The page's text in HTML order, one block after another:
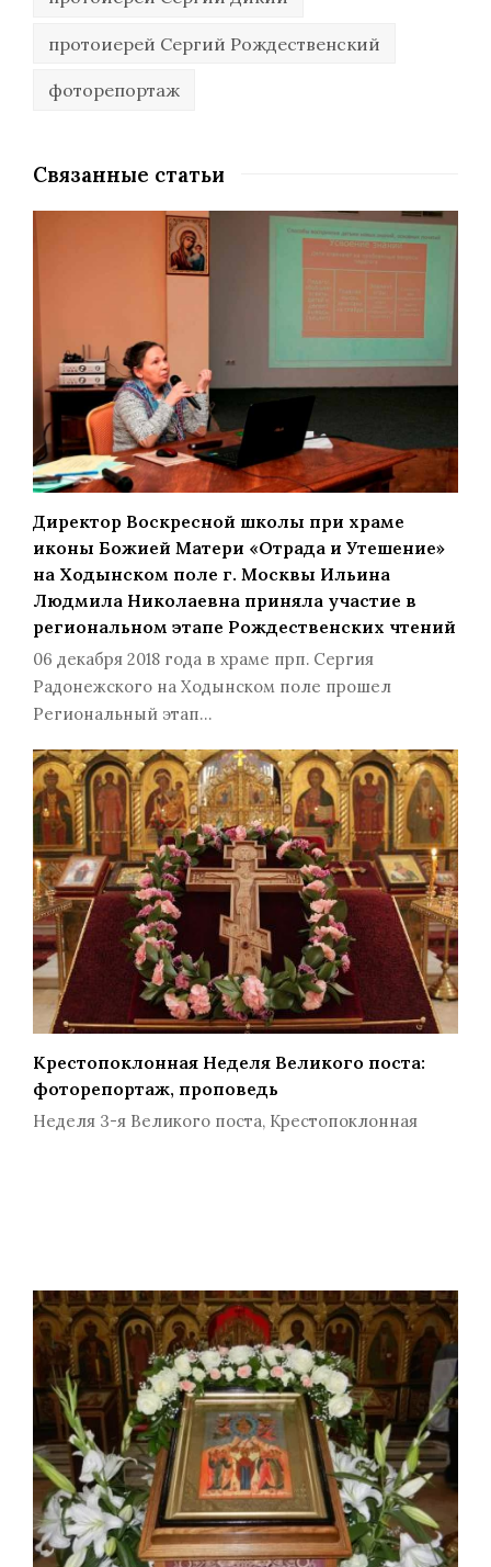
протоиерей Сергий Рождественский
фоторепортаж
Связанные статьи
Директор Воскресной школы при храме
иконы Божией Матери «Отрада и Утешение»
на Ходынском поле г. Москвы Ильина
Людмила Николаевна приняла участие в
региональном этапе Рождественских чтений
06 декабря 2018 года в храме прп. Сергия
Радонежского на Ходынском поле прошел
Региональный этап…
Крестопоклонная Неделя Великого поста:
фоторепортаж, проповедь
Неделя 3-я Великого поста, Крестопоклонная